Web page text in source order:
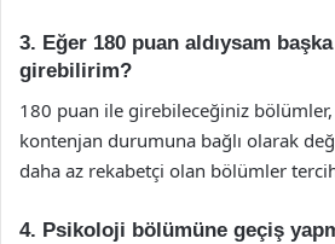
3. Eğer 180 puan aldıysam
girebilirim?
180 puan ile girebileceğiniz
kontenjan durumuna bağlı olarak
daha az rekabetçi olan bölümler
4. Psikoloji bölümüne geçiş